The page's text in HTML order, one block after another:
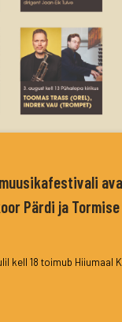
Pärdi ja Tormise
kell 18 toimub Hiiumaal